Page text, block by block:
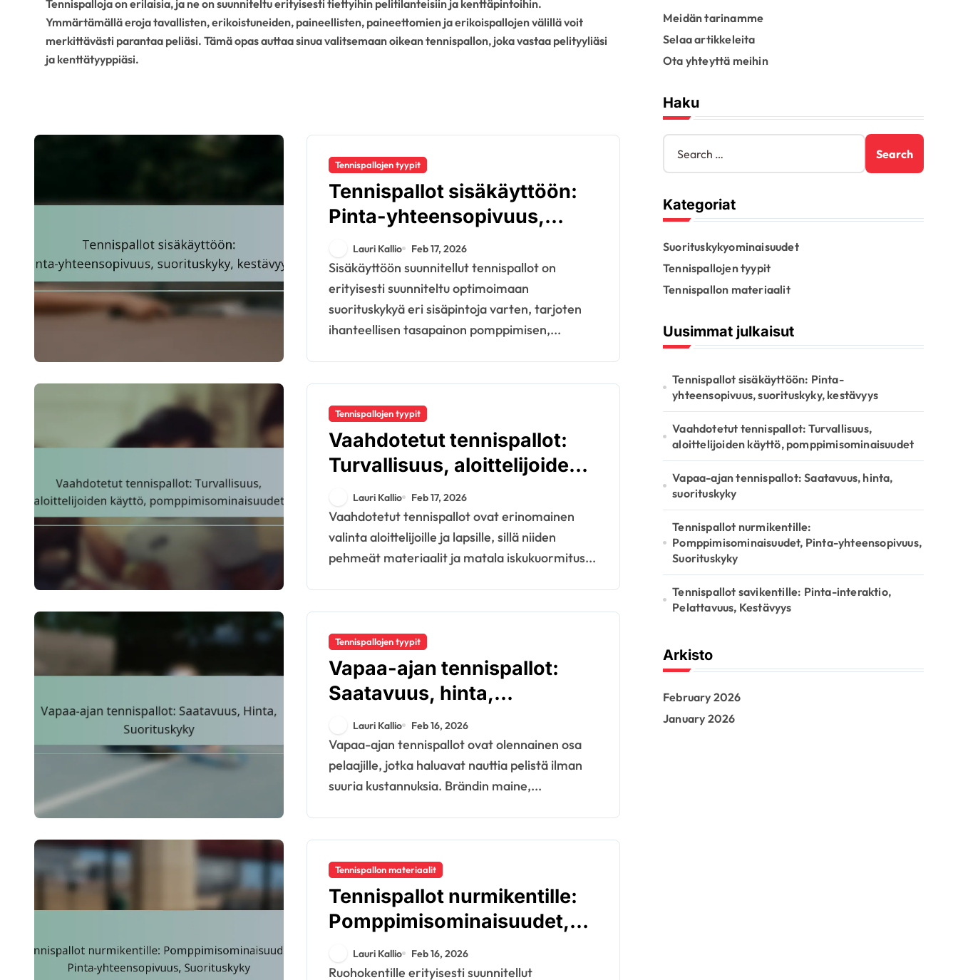
Tennispalloja on erilaisia, ja ne on suunniteltu erityisesti tiettyihin pelitilanteisiin ja kenttäpintoihin.
Ymmärtämällä eroja tavallisten, erikoistuneiden, paineellisten, paineettomien ja erikoispallojen välillä voit
merkittävästi parantaa peliäsi. Tämä opas auttaa sinua valitsemaan oikean tennispallon, joka vastaa pelityyliäsi
ja kenttätyyppiäsi.
Tennispallojen tyypit
Tennispallot sisäkäyttöön:
Pinta-yhteensopivuus,
suorituskyky, kestävyys
Lauri Kallio Feb 17, 2026
Sisäkäyttöön suunnitellut tennispallot on
erityisesti suunniteltu optimoimaan
suorituskykyä eri sisäpintoja varten, tarjoten
ihanteellisen tasapainon pomppimisen,...
Tennispallojen tyypit
Vaahdotetut tennispallot:
Turvallisuus, aloittelijoiden
käyttö,
pomppimisominaisuudet
Lauri Kallio Feb 17, 2026
Vaahdotetut tennispallot ovat erinomainen
valinta aloittelijoille ja lapsille, sillä niiden
pehmeät materiaalit ja matala iskukuormitus...
Tennispallojen tyypit
Vapaa-ajan tennispallot:
Saatavuus, hinta,
suorituskyky
Lauri Kallio Feb 16, 2026
Vapaa-ajan tennispallot ovat olennainen osa
pelaajille, jotka haluavat nauttia pelistä ilman
suuria kustannuksia. Brändin maine,...
Tennispallon materiaalit
Tennispallot nurmikentille:
Pomppimisominaisuudet,
Pinta-yhteensopivuus,
Suorituskyky
Lauri Kallio Feb 16, 2026
Ruohokentille erityisesti suunnitellut
Meidän tarinamme
Selaa artikkeleita
Ota yhteyttä meihin
Haku
S
a
c
h
o
r
:
Kategoriat
Suorituskykyominaisuudet
Tennispallojen tyypit
Tennispallon materiaalit
Uusimmat julkaisut
Tennispallot sisäkäyttöön: Pinta-
yhteensopivuus, suorituskyky, kestävyys
Vaahdotetut tennispallot: Turvallisuus,
aloittelijoiden käyttö, pomppimisominaisuudet
Vapaa-ajan tennispallot: Saatavuus, hinta,
suorituskyky
Tennispallot nurmikentille:
Pomppimisominaisuudet, Pinta-yhteensopivuus,
Suorituskyky
Tennispallot savikentille: Pinta-interaktio,
Pelattavuus, Kestävyys
Arkisto
February 2026
January 2026